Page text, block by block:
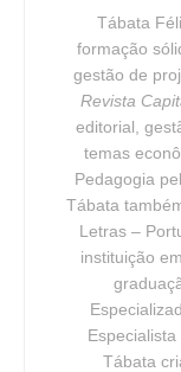
Tábata
formação
gestão de
Revista
editorial,
temas
Pedagogia
Tábata
Letras –
instituição
Tábata